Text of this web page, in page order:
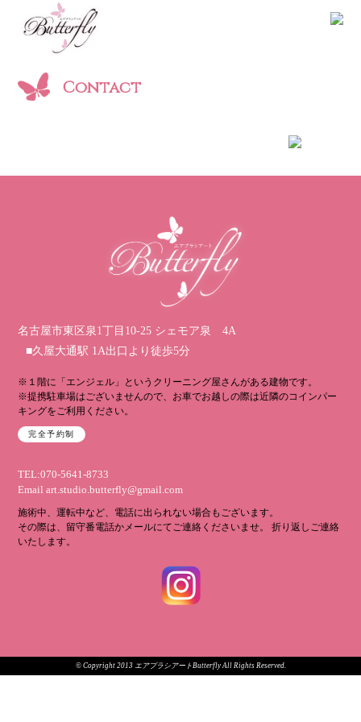
Contact
名古屋市東区泉1丁目10-25 シェモア泉 4A
■久屋大通駅 1A出口より徒歩5分
※１階に「エンジェル」というクリーニング屋さんがある建物です。
※提携駐車場はございませんので、お車でお越しの際は近隣のコインパー
キングをご利用ください。
完全予約制
TEL:070-5641-8733
Emailart.studio.butterfly@gmail.com
施術中、運転中など、電話に出られない場合もございます。
その際は、留守番電話かメールにてご連絡くださいませ。 折り返しご連絡
いたします。
© Copyright 2013 エアブラシアートButterfly All Rights Reserved.